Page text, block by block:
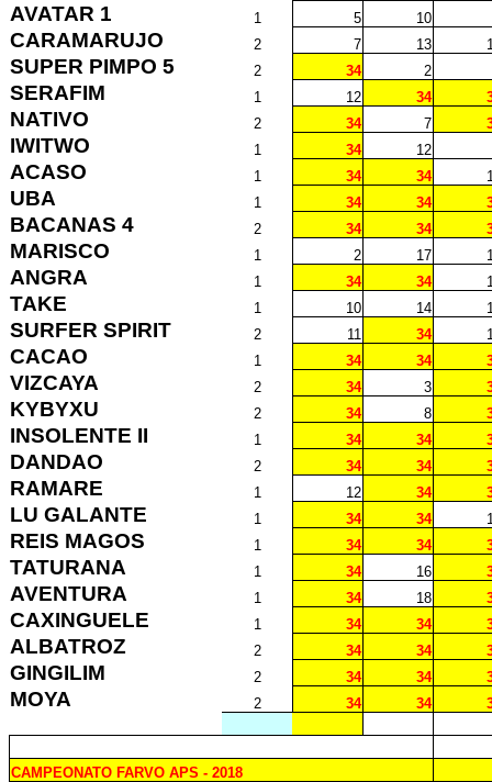
AVATAR 1 1 5 10
CARAMARUJO 2 7 13
SUPER PIMPO 5 2 34 2
SERAFIM 1 12 34
NATIVO 2 34 7
IWITWO 1 34 12
ACASO 1 34 34
UBA 1 34 34
BACANAS 4 2 34 34
MARISCO 1 2 17
ANGRA 1 34 34
TAKE 1 10 14
SURFER SPIRIT 2 11 34
CACAO 1 34 34
VIZCAYA 2 34 3
KYBYXU 2 34 8
INSOLENTE II 1 34 34
DANDAO 2 34 34
RAMARE 1 12 34
LU GALANTE 1 34 34
REIS MAGOS 1 34 34
TATURANA 1 34 16
AVENTURA 1 34 18
CAXINGUELE 1 34 34
ALBATROZ 2 34 34
GINGILIM 2 34 34
MOYA 2 34 34
CAMPEONATO FARVO APS - 2018